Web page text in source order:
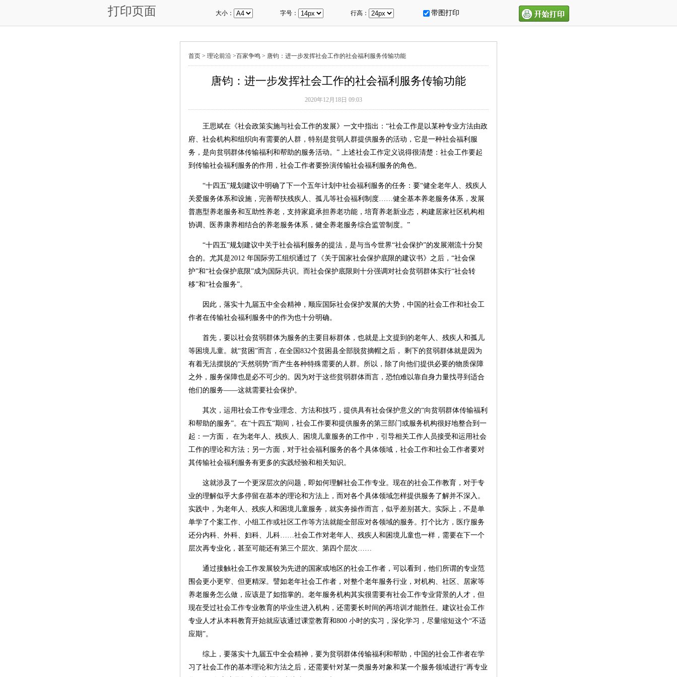
打印页面 大小： 字号： 行高： 带图打印
首页 > 理论前沿 >百家争鸣 > 唐钧：进一步发挥社会工作的社会福利服务传输功能
唐钧：进一步发挥社会工作的社会福利服务传输功能
2020年12月18日 09:03
王思斌在《社会政策实施与社会工作的发展》一文中指出：“社会工作是以某种专业方法由政
府、社会机构和组织向有需要的人群，特别是贫弱人群提供服务的活动，它是一种社会福利服
务，是向贫弱群体传输福利和帮助的服务活动。” 上述社会工作定义说得很清楚：社会工作要起
到传输社会福利服务的作用，社会工作者要扮演传输社会福利服务的角色。
“十四五”规划建议中明确了下一个五年计划中社会福利服务的任务：要“健全老年人、残疾人
关爱服务体系和设施，完善帮扶残疾人、孤儿等社会福利制度……健全基本养老服务体系，发展
普惠型养老服务和互助性养老，支持家庭承担养老功能，培育养老新业态，构建居家社区机构相
协调、医养康养相结合的养老服务体系，健全养老服务综合监管制度。”
“十四五”规划建议中关于社会福利服务的提法，是与当今世界“社会保护”的发展潮流十分契
合的。尤其是2012 年国际劳工组织通过了《关于国家社会保护底限的建议书》之后，“社会保
护”和“社会保护底限”成为国际共识。而社会保护底限则十分强调对社会贫弱群体实行“社会转
移”和“社会服务”。
因此，落实十九届五中全会精神，顺应国际社会保护发展的大势，中国的社会工作和社会工
作者在传输社会福利服务中的作为也十分明确。
首先，要以社会贫弱群体为服务的主要目标群体，也就是上文提到的老年人、残疾人和孤儿
等困境儿童。就“贫困”而言，在全国832个贫困县全部脱贫摘帽之后， 剩下的贫弱群体就是因为
有着无法摆脱的“天然弱势”而产生各种特殊需要的人群。所以，除了向他们提供必要的物质保障
之外，服务保障也是必不可少的。因为对于这些贫弱群体而言，恐怕难以靠自身力量找寻到适合
他们的服务——这就需要社会保护。
其次，运用社会工作专业理念、方法和技巧，提供具有社会保护意义的“向贫弱群体传输福利
和帮助的服务”。在“十四五”期间，社会工作要和提供服务的第三部门或服务机构很好地整合到一
起：一方面， 在为老年人、残疾人、困境儿童服务的工作中，引导相关工作人员接受和运用社会
工作的理论和方法；另一方面，对于社会福利服务的各个具体领域，社会工作和社会工作者要对
其传输社会福利服务有更多的实践经验和相关知识。
这就涉及了一个更深层次的问题，即如何理解社会工作专业。现在的社会工作教育，对于专
业的理解似乎大多停留在基本的理论和方法上，而对各个具体领域怎样提供服务了解并不深入。
实践中，为老年人、残疾人和困境儿童服务，就实务操作而言，似乎差别甚大。实际上，不是单
单学了个案工作、小组工作或社区工作等方法就能全部应对各领域的服务。打个比方，医疗服务
还分内科、外科、妇科、儿科……社会工作对老年人、残疾人和困境儿童也一样，需要在下一个
层次再专业化，甚至可能还有第三个层次、第四个层次……
通过接触社会工作发展较为先进的国家或地区的社会工作者，可以看到，他们所谓的专业范
围会更小更窄、但更精深。譬如老年社会工作者，对整个老年服务行业，对机构、社区、居家等
养老服务怎么做，应该是了如指掌的。老年服务机构其实很需要有社会工作专业背景的人才，但
现在受过社会工作专业教育的毕业生进入机构，还需要长时间的再培训才能胜任。建议社会工作
专业人才从本科教育开始就应该通过课堂教育和800 小时的实习，深化学习，尽量缩短这个“不适
应期”。
综上，要落实十九届五中全会精神，要为贫弱群体传输福利和帮助，中国的社会工作者在学
习了社会工作的基本理论和方法之后，还需要针对某一类服务对象和某一个服务领域进行“再专业